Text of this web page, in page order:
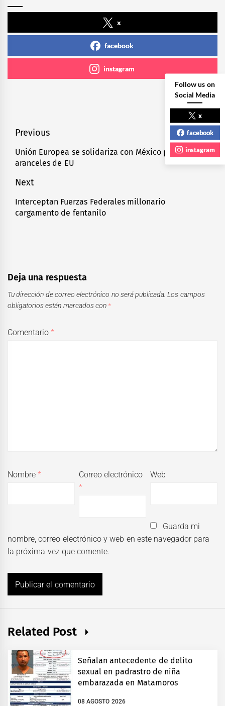
x
facebook
instagram
Navegación
de
entradas
Previous
Previous
post:
Unión Europea se solidariza con México por
aranceles de EU
Next
Next
post:
Interceptan Fuerzas Federales millonario
cargamento de fentanilo
Deja una respuesta
Tu dirección de correo electrónico no será publicada. Los campos
obligatorios están marcados con *
Comentario*
Nombre*
Correo electrónico
*
Web
Guarda mi
nombre, correo electrónico y web en este navegador para
la próxima vez que comente.
Related Post
Señalan antecedente de delito
sexual en padrastro de niña
embarazada en Matamoros
08 AGOSTO 2026
Follow us on
Social Media
x
facebook
instagram